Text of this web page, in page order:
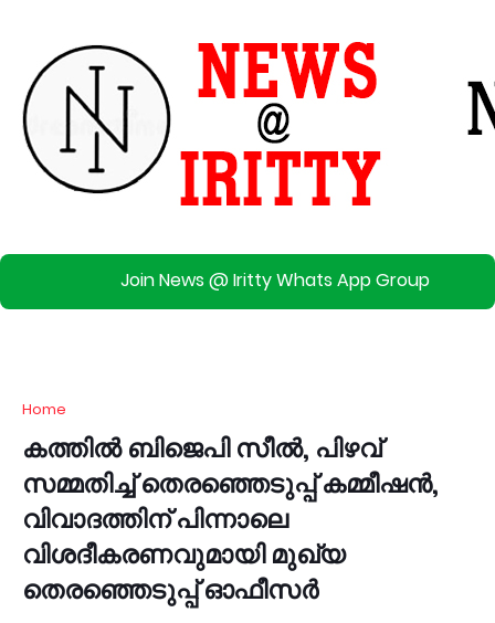
Join News @ Iritty Whats App Group
Home
കത്തിൽ ബിജെപി സീൽ, പിഴവ്
സമ്മതിച്ച് തെരഞ്ഞെടുപ്പ് കമ്മീഷൻ,
വിവാദത്തിന് പിന്നാലെ
വിശദീകരണവുമായി മുഖ്യ
തെരഞ്ഞെടുപ്പ് ഓഫീസർ